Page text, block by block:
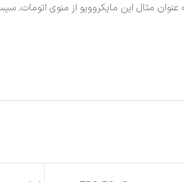
مثال این مایکروویو از منوی اتومات،